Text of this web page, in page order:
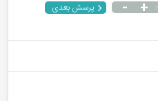
+
-
پرسش بعدی